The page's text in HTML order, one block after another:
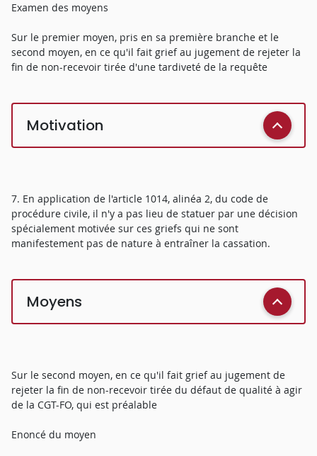
Examen des moyens
Sur le premier moyen, pris en sa première branche et le
second moyen, en ce qu'il fait grief au jugement de rejeter la
fin de non-recevoir tirée d'une tardiveté de la requête
Motivation
7. En application de l'article 1014, alinéa 2, du code de
procédure civile, il n'y a pas lieu de statuer par une décision
spécialement motivée sur ces griefs qui ne sont
manifestement pas de nature à entraîner la cassation.
Moyens
Sur le second moyen, en ce qu'il fait grief au jugement de
rejeter la fin de non-recevoir tirée du défaut de qualité à agir
de la CGT-FO, qui est préalable
Enoncé du moyen